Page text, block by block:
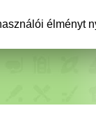
élményt